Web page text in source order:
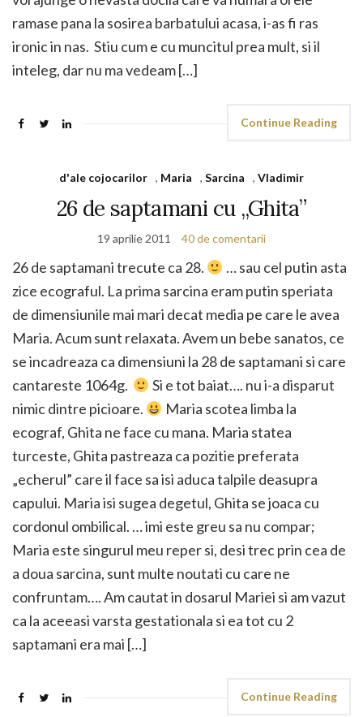
ramase pana la sosirea barbatului acasa, i-as fi ras
ironic in nas. Stiu cum e cu muncitul prea mult, si il
inteleg, dar nu ma vedeam […]
Continue Reading
d'ale cojocarilor , Maria , Sarcina , Vladimir
26 de saptamani cu „Ghita”
19 aprilie 2011 40 de comentarii
26 de saptamani trecute ca 28.
… sau cel putin asta
zice ecograful. La prima sarcina eram putin speriata
de dimensiunile mai mari decat media pe care le avea
Maria. Acum sunt relaxata. Avem un bebe sanatos, ce
se incadreaza ca dimensiuni la 28 de saptamani si care
cantareste 1064g.
Si e tot baiat…. nu i-a disparut
nimic dintre picioare.
Maria scotea limba la
ecograf, Ghita ne face cu mana. Maria statea
turceste, Ghita pastreaza ca pozitie preferata
„echerul” care il face sa isi aduca talpile deasupra
capului. Maria isi sugea degetul, Ghita se joaca cu
cordonul ombilical. … imi este greu sa nu compar;
Maria este singurul meu reper si, desi trec prin cea de
a doua sarcina, sunt multe noutati cu care ne
confruntam…. Am cautat in dosarul Mariei si am vazut
ca la aceeasi varsta gestationala si ea tot cu 2
saptamani era mai […]
Continue Reading